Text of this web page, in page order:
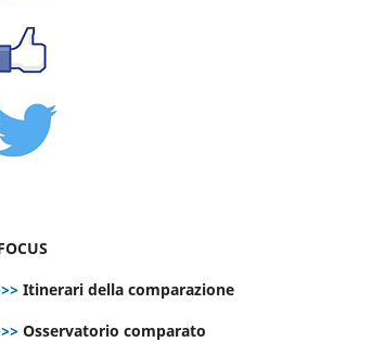
Itinerari della comparazione
Osservatorio comparato